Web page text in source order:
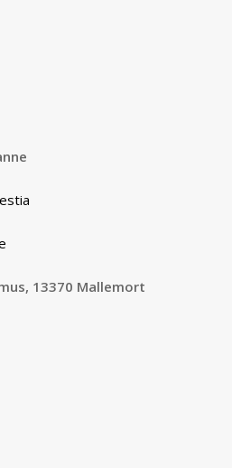
13370 Mallemort